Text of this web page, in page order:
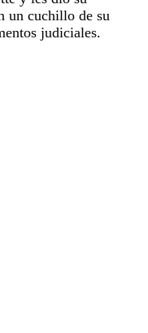
un cuchillo de su
judiciales.